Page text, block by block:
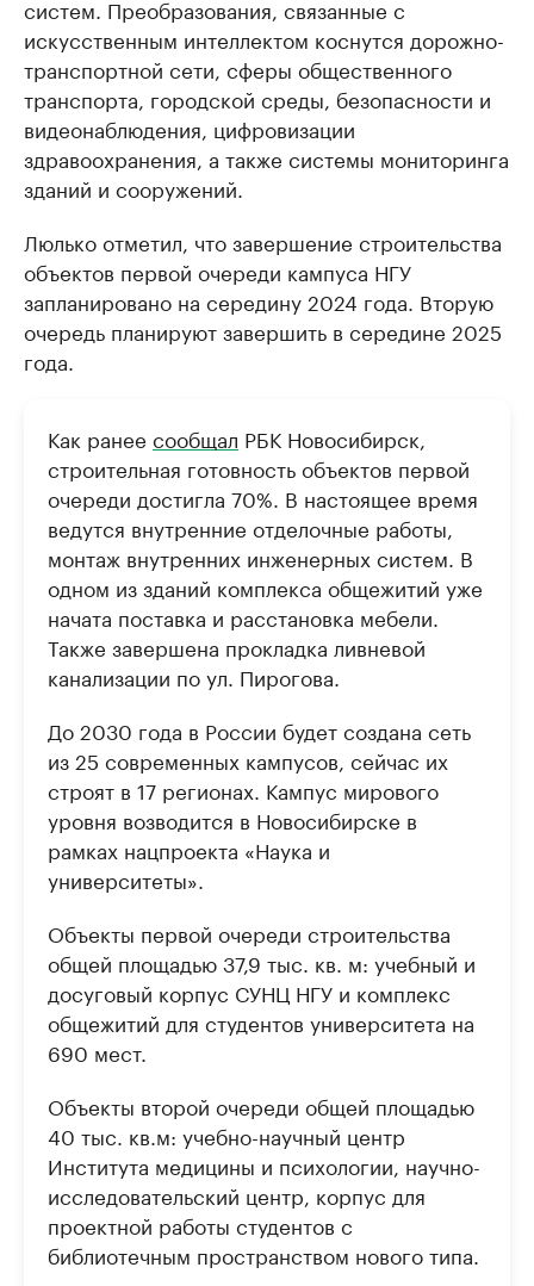
систем. Преобразования, связанные с
искусственным интеллектом коснутся дорожно-
транспортной сети, сферы общественного
транспорта, городской среды, безопасности и
видеонаблюдения, цифровизации
здравоохранения, а также системы мониторинга
зданий и сооружений.
Люлько отметил, что завершение строительства
объектов первой очереди кампуса НГУ
запланировано на середину 2024 года. Вторую
очередь планируют завершить в середине 2025
года.
Как ранее сообщал РБК Новосибирск,
строительная готовность объектов первой
очереди достигла 70%. В настоящее время
ведутся внутренние отделочные работы,
монтаж внутренних инженерных систем. В
одном из зданий комплекса общежитий уже
начата поставка и расстановка мебели.
Также завершена прокладка ливневой
канализации по ул. Пирогова.
До 2030 года в России будет создана сеть
из 25 современных кампусов, сейчас их
строят в 17 регионах. Кампус мирового
уровня возводится в Новосибирске в
рамках нацпроекта «Наука и
университеты».
Объекты первой очереди строительства
общей площадью 37,9 тыс. кв. м: учебный и
досуговый корпус СУНЦ НГУ и комплекс
общежитий для студентов университета на
690 мест.
Объекты второй очереди общей площадью
40 тыс. кв.м: учебно-научный центр
Института медицины и психологии, научно-
исследовательский центр, корпус для
проектной работы студентов с
библиотечным пространством нового типа.